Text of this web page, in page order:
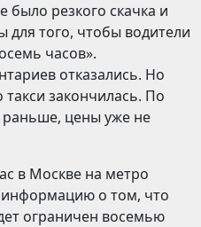
было резкого скачка и
для того, чтобы водители
часов».
отказались. Но
закончилась. По
раньше, цены уже не
в Москве на метро
информацию о том, что
ограничен восемью